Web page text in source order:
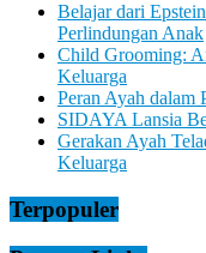
Belajar dari
Perlindungan Anak
Child Grooming:
Keluarga
Peran Ayah dalam
SIDAYA Lansia
Gerakan Ayah
Keluarga
Terpopuler